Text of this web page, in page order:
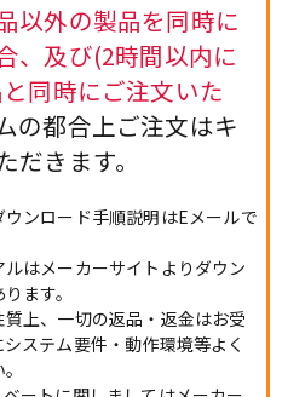
以外の製品を同時に
、及び(2時間以内に
同時にご注文いた
の都合上ご注文はキ
きます。
ンロード手順説明はEメールで
はメーカーサイトよりダウン
ます。
上、一切の返品・返金はお受
ステム要件・動作環境等よく